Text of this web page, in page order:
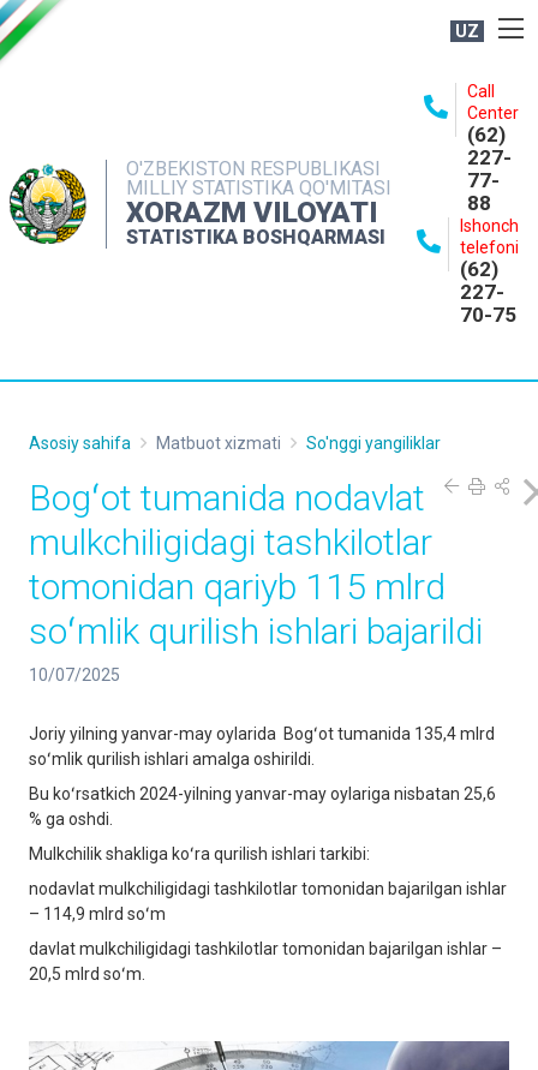
UZ
O'ZBEKISTON RESPUBLIKASI
MILLIY STATISTIKA QO'MITASI
XORAZM VILOYATI
STATISTIKA BOSHQARMASI
Call
Center
(62)
227-
77-
88
Ishonch
telefoni
(62)
227-
70-75
NASHRLAR
INTERAKTIV XIZMATLAR
MATBUOT XIZMATI
Asosiy sahifa Matbuot xizmati So'nggi yangiliklar
Bogʻot tumanida nodavlat
mulkchiligidagi tashkilotlar
tomonidan qariyb 115 mlrd
soʻmlik qurilish ishlari bajarildi
10/07/2025
Joriy yilning yanvar-may oylarida Bogʻot tumanida 135,4 mlrd
soʻmlik qurilish ishlari amalga oshirildi.
Bu koʻrsatkich 2024-yilning yanvar-may oylariga nisbatan 25,6
% ga oshdi.
Mulkchilik shakliga koʻra qurilish ishlari tarkibi:
nodavlat mulkchiligidagi tashkilotlar tomonidan bajarilgan ishlar
– 114,9 mlrd soʻm
davlat mulkchiligidagi tashkilotlar tomonidan bajarilgan ishlar –
20,5 mlrd soʻm.